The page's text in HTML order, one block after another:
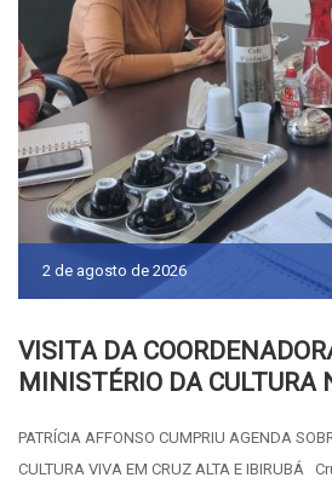
2 de agosto de 2026
VISITA DA
MINISTÉRIO DA CULTURA
PATRÍCIA AFFONSO CUMPRIU AGENDA
CULTURA VIVA EM CRUZ ALTA E IBIRUBÁ